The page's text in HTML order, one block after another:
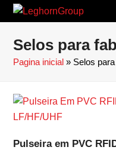
Selos para
Pagina inicial » Selos
Pulseira em PVC